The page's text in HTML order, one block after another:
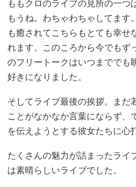
ももクロのライブの見所の一つ
もうね。わちゃわちゃしてます
も癒されてこちらもとても幸せ
れます。このころから今でもず
のフリートークはいつまででも
好きになりました。
そしてライブ最後の挨拶。まだ
ことがなかなか言葉にならず、
を伝えようとする彼女たちに心
たくさんの魅力が詰まったライ
は素晴らしいライブでした。